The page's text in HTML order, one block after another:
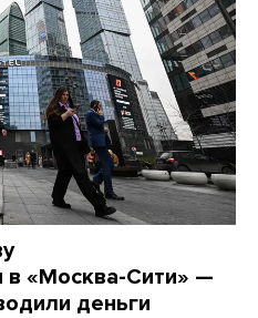
в «Москва-Сити» —
деньги